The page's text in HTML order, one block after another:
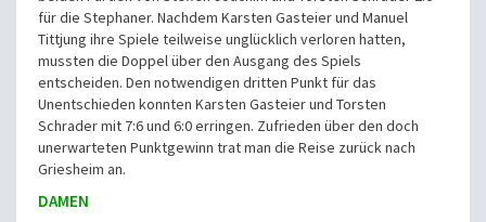
für die Stephaner. Nachdem Karsten Gasteier und Manuel
Tittjung ihre Spiele teilweise unglücklich verloren hatten,
mussten die Doppel über den Ausgang des Spiels
entscheiden. Den notwendigen dritten Punkt für das
Unentschieden konnten Karsten Gasteier und Torsten
Schrader mit 7:6 und 6:0 erringen. Zufrieden über den doch
unerwarteten Punktgewinn trat man die Reise zurück nach
Griesheim an.
DAMEN